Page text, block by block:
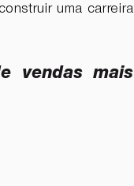
uma carreira
vendas mais